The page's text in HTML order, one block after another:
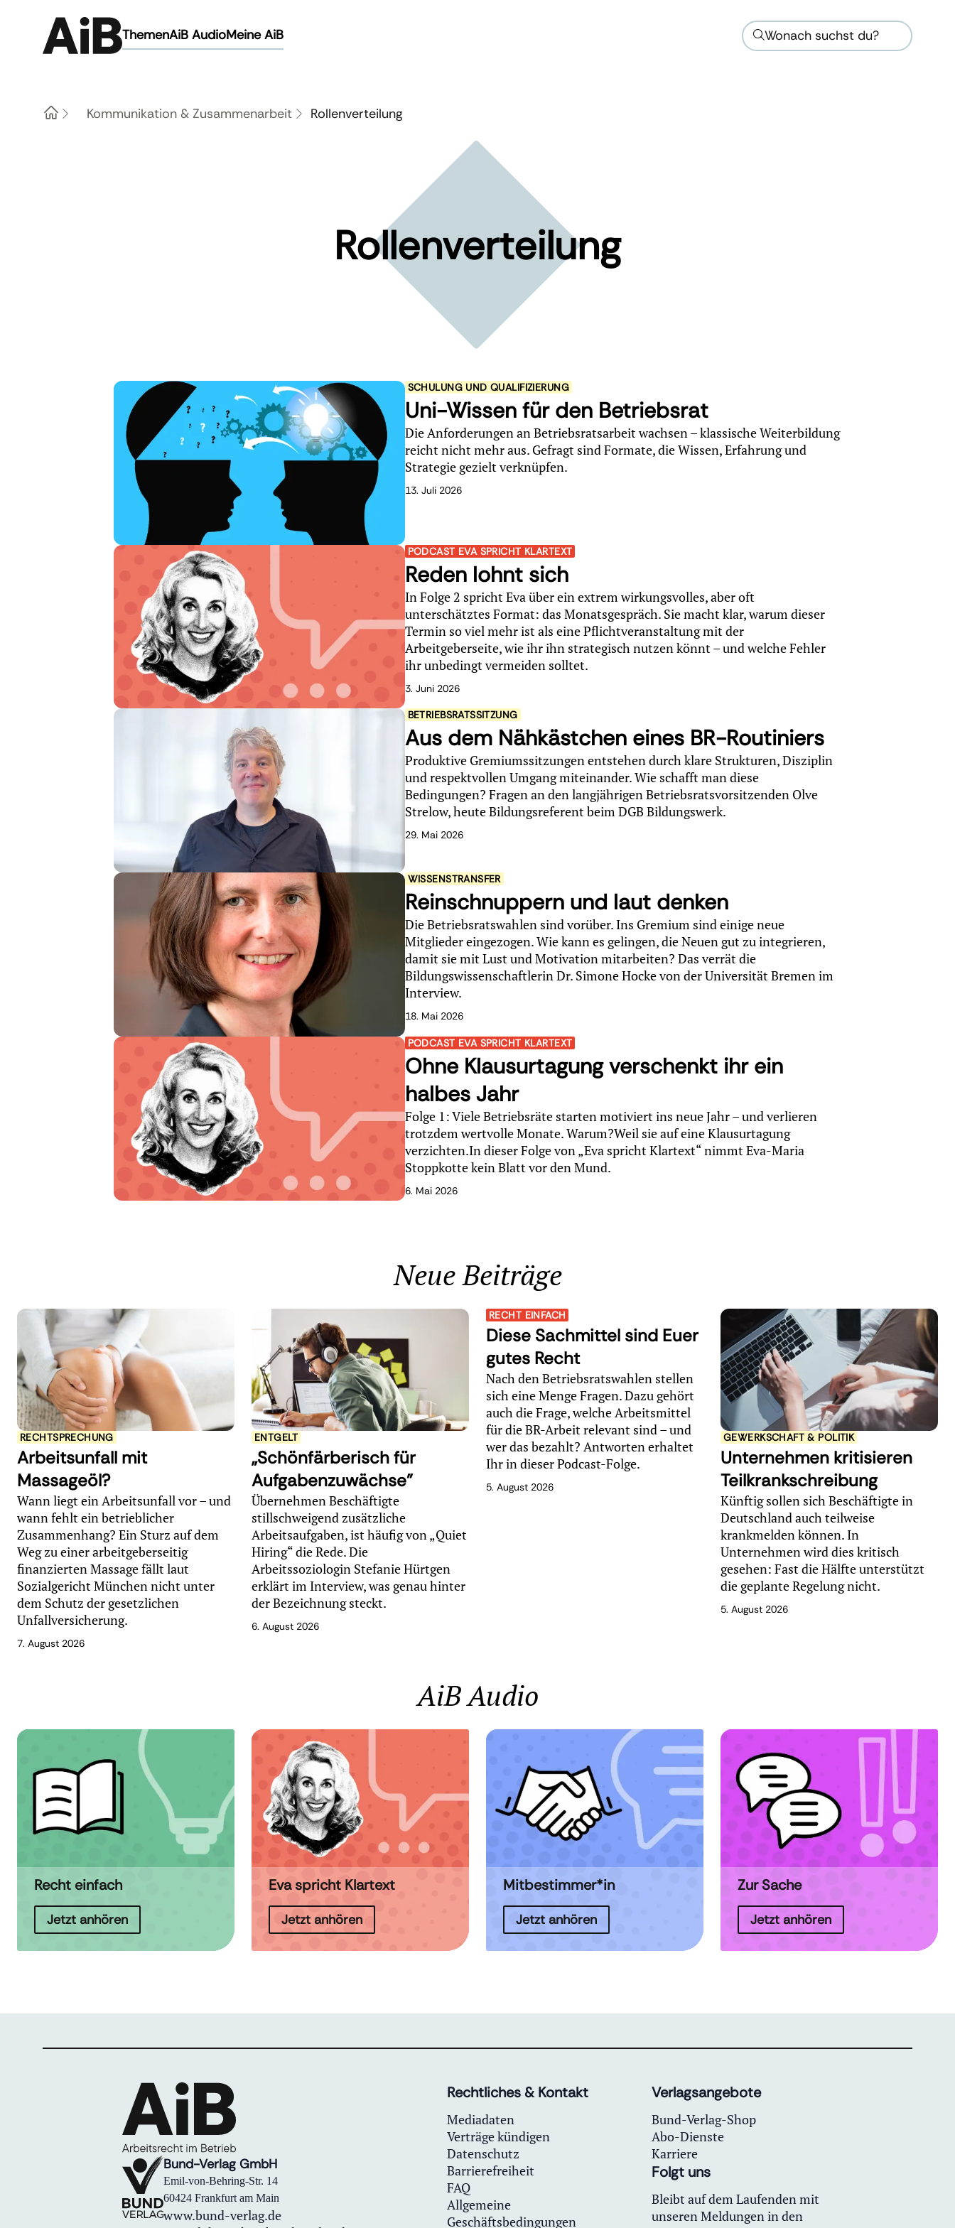
ThemenAiB AudioMeine AiB Wonach suchst du?
Home Kommunikation & Zusammenarbeit Rollenverteilung
Rollenverteilung
SCHULUNG UND QUALIFIZIERUNG
Uni-Wissen für den Betriebsrat
Die Anforderungen an Betriebsratsarbeit wachsen – klassische Weiterbildung
reicht nicht mehr aus. Gefragt sind Formate, die Wissen, Erfahrung und
Strategie gezielt verknüpfen.
13. Juli 2026
PODCAST EVA SPRICHT KLARTEXT
Reden lohnt sich
In Folge 2 spricht Eva über ein extrem wirkungsvolles, aber oft
unterschätztes Format: das Monatsgespräch. Sie macht klar, warum dieser
Termin so viel mehr ist als eine Pflichtveranstaltung mit der
Arbeitgeberseite, wie ihr ihn strategisch nutzen könnt – und welche Fehler
ihr unbedingt vermeiden solltet.
3. Juni 2026
BETRIEBSRATSSITZUNG
Aus dem Nähkästchen eines BR-Routiniers
Produktive Gremiumssitzungen entstehen durch klare Strukturen, Disziplin
und respektvollen Umgang miteinander. Wie schafft man diese
Bedingungen? Fragen an den langjährigen Betriebsratsvorsitzenden Olve
Strelow, heute Bildungsreferent beim DGB Bildungswerk.
29. Mai 2026
WISSENSTRANSFER
Reinschnuppern und laut denken
Die Betriebsratswahlen sind vorüber. Ins Gremium sind einige neue
Mitglieder eingezogen. Wie kann es gelingen, die Neuen gut zu integrieren,
damit sie mit Lust und Motivation mitarbeiten? Das verrät die
Bildungswissenschaftlerin Dr. Simone Hocke von der Universität Bremen im
Interview.
18. Mai 2026
PODCAST EVA SPRICHT KLARTEXT
Ohne Klausurtagung verschenkt ihr ein
halbes Jahr
Folge 1: Viele Betriebsräte starten motiviert ins neue Jahr – und verlieren
trotzdem wertvolle Monate. Warum?Weil sie auf eine Klausurtagung
verzichten.In dieser Folge von „Eva spricht Klartext“ nimmt Eva-Maria
Stoppkotte kein Blatt vor den Mund.
6. Mai 2026
Neue Beiträge
RECHTSPRECHUNG
Arbeitsunfall mit
Massageöl?
Wann liegt ein Arbeitsunfall vor – und
wann fehlt ein betrieblicher
Zusammenhang? Ein Sturz auf dem
Weg zu einer arbeitgeberseitig
finanzierten Massage fällt laut
Sozialgericht München nicht unter
dem Schutz der gesetzlichen
Unfallversicherung.
7. August 2026
ENTGELT
„Schönfärberisch für
Aufgabenzuwächse"
Übernehmen Beschäftigte
stillschweigend zusätzliche
Arbeitsaufgaben, ist häufig von „Quiet
Hiring“ die Rede. Die
Arbeitssoziologin Stefanie Hürtgen
erklärt im Interview, was genau hinter
der Bezeichnung steckt.
6. August 2026
RECHT EINFACH
Diese Sachmittel sind Euer
gutes Recht
Nach den Betriebsratswahlen stellen
sich eine Menge Fragen. Dazu gehört
auch die Frage, welche Arbeitsmittel
für die BR-Arbeit relevant sind – und
wer das bezahlt? Antworten erhaltet
Ihr in dieser Podcast-Folge.
5. August 2026
GEWERKSCHAFT & POLITIK
Unternehmen kritisieren
Teilkrankschreibung
Künftig sollen sich Beschäftigte in
Deutschland auch teilweise
krankmelden können. In
Unternehmen wird dies kritisch
gesehen: Fast die Hälfte unterstützt
die geplante Regelung nicht.
5. August 2026
AiB Audio
Recht einfach
Jetzt anhören
Eva spricht Klartext
Jetzt anhören
Mitbestimmer*in
Jetzt anhören
Zur Sache
Jetzt anhören
Bund-Verlag GmbH
Emil-von-Behring-Str. 14
60424 Frankfurt am Main
www.bund-verlag.de
Rechtliches & Kontakt
Mediadaten
Verträge kündigen
Datenschutz
Barrierefreiheit
FAQ
Allgemeine
Geschäftsbedingungen
Verlagsangebote
Bund-Verlag-Shop
Abo-Dienste
Karriere
Folgt uns
Bleibt auf dem Laufenden mit
unseren Meldungen in den